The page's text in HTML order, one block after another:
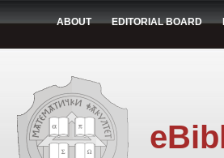
ABOUT EDITORIAL BOARD